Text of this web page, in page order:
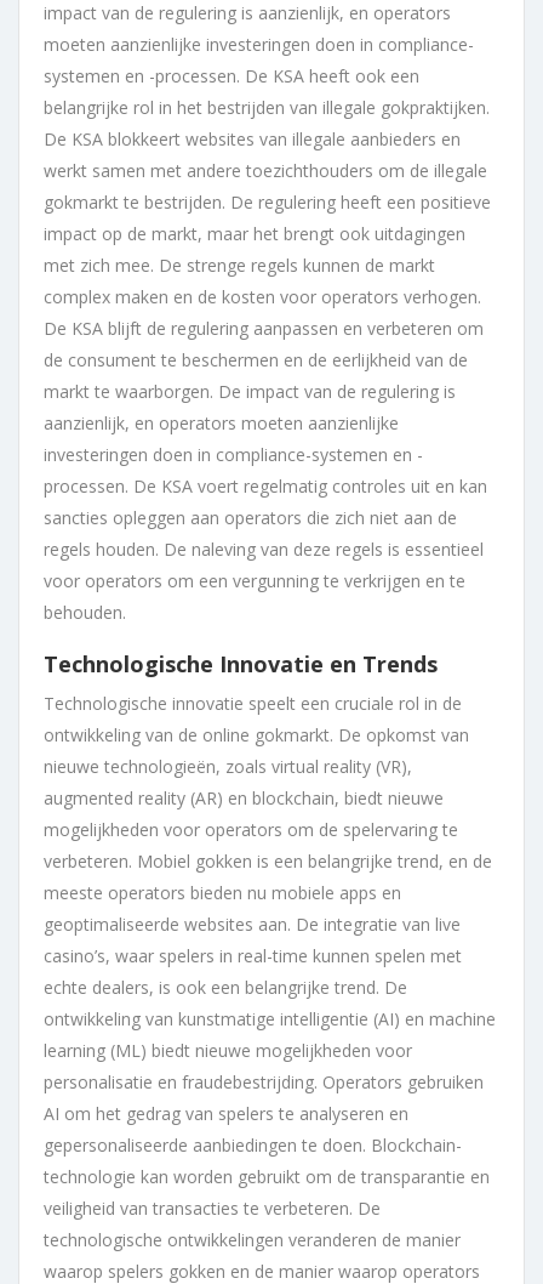
impact van de regulering is aanzienlijk, en operators
moeten aanzienlijke investeringen doen in compliance-
systemen en -processen. De KSA heeft ook een
belangrijke rol in het bestrijden van illegale gokpraktijken.
De KSA blokkeert websites van illegale aanbieders en
werkt samen met andere toezichthouders om de illegale
gokmarkt te bestrijden. De regulering heeft een positieve
impact op de markt, maar het brengt ook uitdagingen
met zich mee. De strenge regels kunnen de markt
complex maken en de kosten voor operators verhogen.
De KSA blijft de regulering aanpassen en verbeteren om
de consument te beschermen en de eerlijkheid van de
markt te waarborgen. De impact van de regulering is
aanzienlijk, en operators moeten aanzienlijke
investeringen doen in compliance-systemen en -
processen. De KSA voert regelmatig controles uit en kan
sancties opleggen aan operators die zich niet aan de
regels houden. De naleving van deze regels is essentieel
voor operators om een vergunning te verkrijgen en te
behouden.
Technologische Innovatie en Trends
Technologische innovatie speelt een cruciale rol in de
ontwikkeling van de online gokmarkt. De opkomst van
nieuwe technologieën, zoals virtual reality (VR),
augmented reality (AR) en blockchain, biedt nieuwe
mogelijkheden voor operators om de spelervaring te
verbeteren. Mobiel gokken is een belangrijke trend, en de
meeste operators bieden nu mobiele apps en
geoptimaliseerde websites aan. De integratie van live
casino’s, waar spelers in real-time kunnen spelen met
echte dealers, is ook een belangrijke trend. De
ontwikkeling van kunstmatige intelligentie (AI) en machine
learning (ML) biedt nieuwe mogelijkheden voor
personalisatie en fraudebestrijding. Operators gebruiken
AI om het gedrag van spelers te analyseren en
gepersonaliseerde aanbiedingen te doen. Blockchain-
technologie kan worden gebruikt om de transparantie en
veiligheid van transacties te verbeteren. De
technologische ontwikkelingen veranderen de manier
waarop spelers gokken en de manier waarop operators